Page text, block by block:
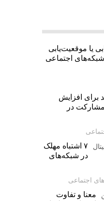
یا موقعیت‌یابی
شبکه‌های اجتماعی
برای افزایش
در
۷ اشتباه مهلک
در شبکه‌های
اجتماعی
معنا و تفاوت